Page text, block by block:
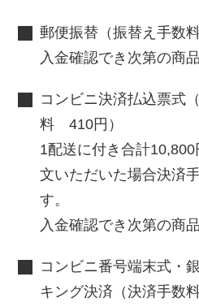
郵便振替（振替え手数
入金確認でき次第の商
コンビニ決済払込票式
料 410円）
1配送に付き合計
文いただいた場合決済
す。
入金確認でき次第の商
コンビニ番号端末式・
キング決済（決済手数